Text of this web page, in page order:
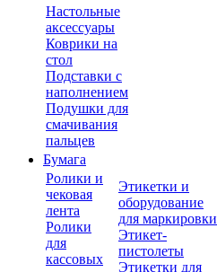
Настольные
аксессуары
Коврики на
стол
Подставки с
наполнением
Подушки для
смачивания
пальцев
Бумага
Ролики и
чековая
лента
Ролики
для
кассовых
Этикетки и
оборудование
для маркировки
Этикет-
пистолеты
Этикетки для